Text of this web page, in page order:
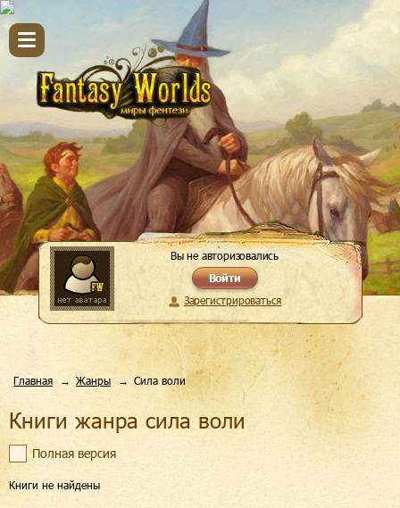
Вы не авторизовались
Войти
Зарегистрироваться
Главная Жанры Сила воли
Книги жанра сила воли
Полная версия
Книги не найдены